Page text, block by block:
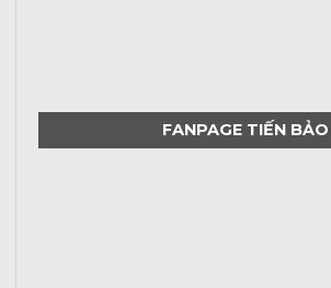
FANPAGE TIẾN BẢO